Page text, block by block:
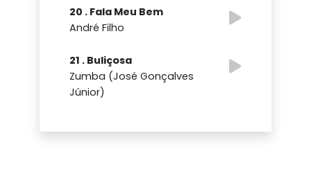
20 . Fala Meu Bem
André Filho
21 . Buliçosa
Zumba (José Gonçalves
Júnior)